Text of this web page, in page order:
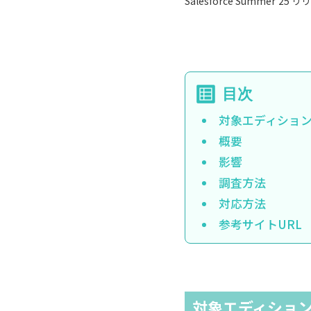
対象エディション
概要
影響
調査方法
対応方法
参考サイトURL